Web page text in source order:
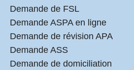
Demande de FSL
Demande ASPA en ligne
Demande de révision APA
Demande ASS
Demande de domiciliation